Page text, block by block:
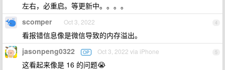
左右，必重启。等更新中。。。。
4
scomper Oct 3, 2022
看报错信息像是微信导致的内存溢出。
5
jasonpeng0322 OP Oct 3, 2022 via iPhone
这看起来像是 16 的问题😭